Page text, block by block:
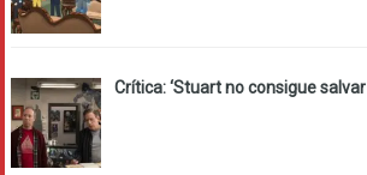
Crítica: ‘Stuart no consigue salvar